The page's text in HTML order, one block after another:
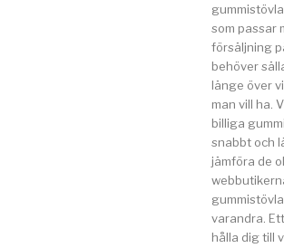
som passar
försäljning
behöver
länge över
man vill ha.
billiga
snabbt och
jämföra de
varandra.
hålla dig till